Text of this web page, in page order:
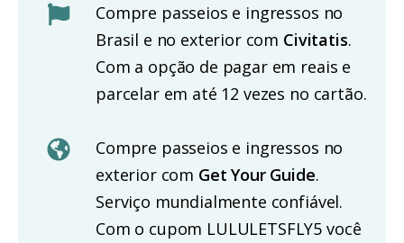
Compre passeios e ingressos no
Brasil e no exterior com Civitatis.
Com a opção de pagar em reais e
parcelar em até 12 vezes no cartão.
Compre passeios e ingressos no
exterior com Get Your Guide.
Serviço mundialmente confiável.
Com o cupom LULULETSFLY5 você